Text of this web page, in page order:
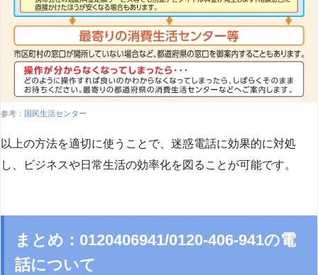
参考： 国民生活センター
以上の方法を適切に使うことで、迷惑電話に効果的に対処
し、ビジネスや日常生活の効率化を図ることが可能です。
まとめ：0120406941/0120-406-941の電
話について